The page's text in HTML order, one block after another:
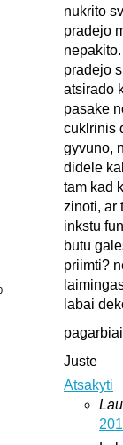
nukrito
pradejo
pradejo
atsirado
pasake
cuklrinis
gyvuno,
didele
tam kad
zinoti, ar
inkstu
butu
priimti?
labai
Juste
Atsakyti